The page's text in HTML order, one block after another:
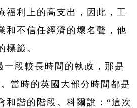
福利上的高支出，因此，工
和不信任經濟的壞名聲，他
標籤。
一段較長時間的執政，那是
當時的英國大部分時間都是
和諧的階段。科爾說：“這次